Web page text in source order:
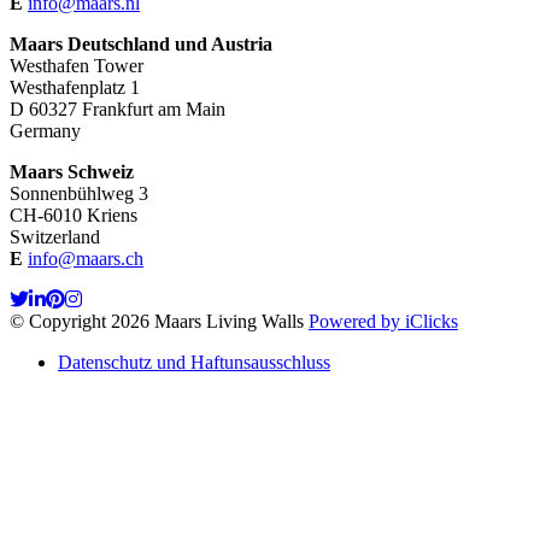
Maars Deutschland und Austria
Westhafen Tower
Westhafenplatz 1
D 60327 Frankfurt am Main
Germany
Maars Schweiz
Sonnenbühlweg 3
CH-6010 Kriens
Switzerland
E info@maars.ch
© Copyright 2026 Maars Living Walls Powered by iClicks
Datenschutz und Haftunsausschluss